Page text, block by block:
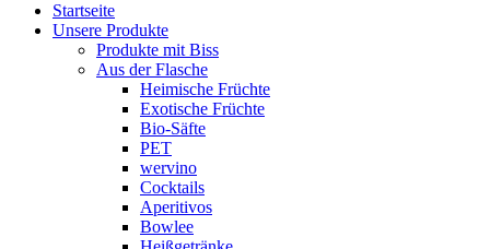
Startseite
Unsere Produkte
Produkte mit Biss
Aus der Flasche
Heimische Früchte
Exotische Früchte
Bio-Säfte
PET
wervino
Cocktails
Aperitivos
Bowlee